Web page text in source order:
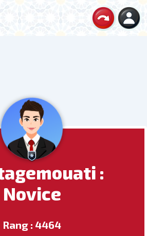
:
Novice
Rang : 4464